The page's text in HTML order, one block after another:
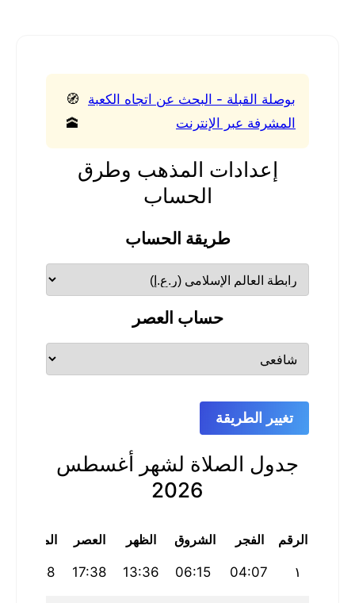
بوصلة القبلة - البحث عن اتجاه الكعبة
المشرفة عبر الإنترنت
🧭
🕋
إعدادات المذهب وطرق
الحساب
طريقة الحساب
حساب العصر
تغيير الطريقة
جدول الصلاة لشهر أغسطس
2026
الرقم الفجر الشروق الظهر العصر المغرب
١ 04:07
06:15
13:36
17:38
20:58